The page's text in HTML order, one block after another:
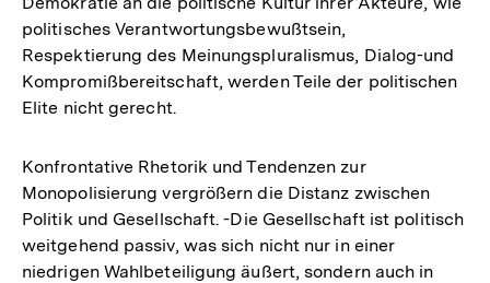
politisches Verantwortungsbewußtsein,
Respektierung des Meinungspluralismus, Dialog-und
Kompromißbereitschaft, werden Teile der politischen
Elite nicht gerecht.
Konfrontative Rhetorik und Tendenzen zur
Monopolisierung vergrößern die Distanz zwischen
Politik und Gesellschaft. -Die Gesellschaft ist politisch
weitgehend passiv, was sich nicht nur in einer
niedrigen Wahlbeteiligung äußert, sondern auch in